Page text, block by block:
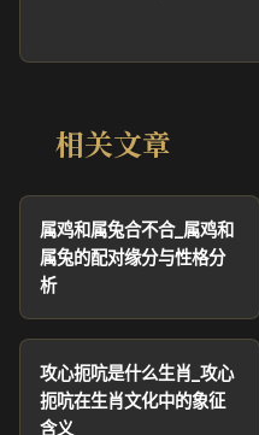
相关文章
属鸡和属兔合不合_属鸡和
属兔的配对缘分与性格分
析
攻心扼吭是什么生肖_攻心
扼吭在生肖文化中的象征
含义